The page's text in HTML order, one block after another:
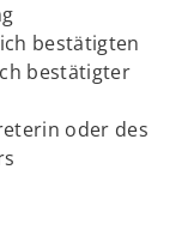
bestätigten
bestätigter
oder des